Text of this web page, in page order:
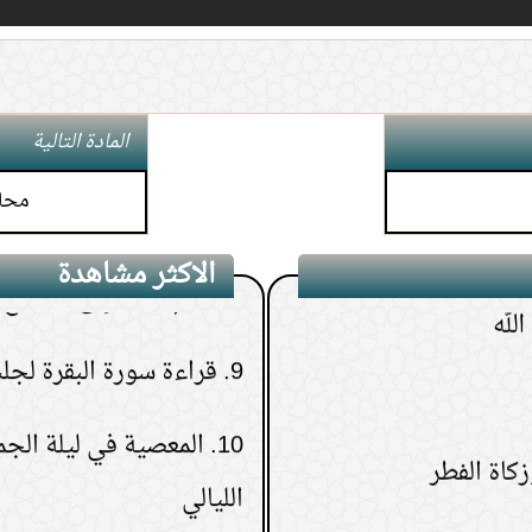
المادة التالية
الاكثر مشاهدة
6. كيف تعرف نتيجة
7. هل يجوز إعطاء زكاة
الأم أو الإخوة
حكم النظر إلى
9. قراءة سورة البقرة
10. المعصية في ليلة
الليالي
11. من رأى في المنام